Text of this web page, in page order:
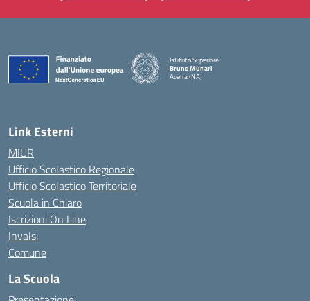
Istituto Superiore
Bruno Munari
Acerra (NA)
Link Esterni
MIUR
Ufficio Scolastico Regionale
Ufficio Scolastico Territoriale
Scuola in Chiaro
Iscrizioni On Line
Invalsi
Comune
La Scuola